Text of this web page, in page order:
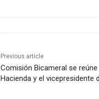
Previous article
Comisión Bicameral se
Hacienda y el vicepresidente